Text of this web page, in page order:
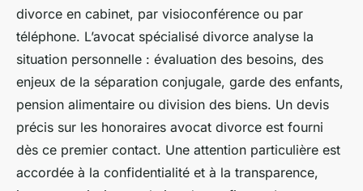
divorce en cabinet, par visioconférence ou par
téléphone. L’avocat spécialisé divorce analyse la
situation personnelle : évaluation des besoins, des
enjeux de la séparation conjugale, garde des enfants,
pension alimentaire ou division des biens. Un devis
précis sur les honoraires avocat divorce est fourni
dès ce premier contact. Une attention particulière est
accordée à la confidentialité et à la transparence,